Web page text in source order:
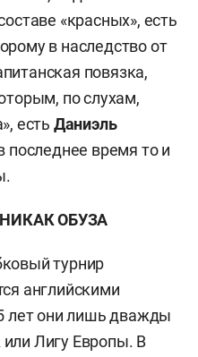
«красных», есть
в наследство от
повязка,
по слухам,
есть Даниэль
последнее время то и
ОБУЗА
турнир
английскими
лет они лишь дважды
Лигу Европы. В